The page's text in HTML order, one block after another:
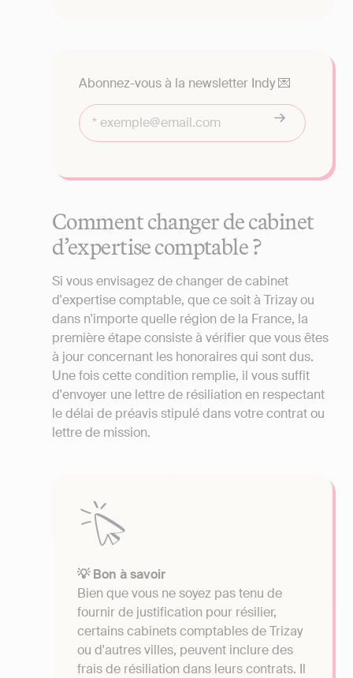
Abonnez-vous à la newsletter Indy 💌
Comment changer de cabinet
d’expertise comptable ?
Si vous envisagez de changer de cabinet
d'expertise comptable, que ce soit à Trizay ou
dans n'importe quelle région de la France, la
première étape consiste à vérifier que vous êtes
à jour concernant les honoraires qui sont dus.
Une fois cette condition remplie, il vous suffit
d'envoyer une lettre de résiliation en respectant
le délai de préavis stipulé dans votre contrat ou
lettre de mission.
💡 Bon à savoir
Bien que vous ne soyez pas tenu de
fournir de justification pour résilier,
certains cabinets comptables de Trizay
ou d'autres villes, peuvent inclure des
frais de résiliation dans leurs contrats. Il